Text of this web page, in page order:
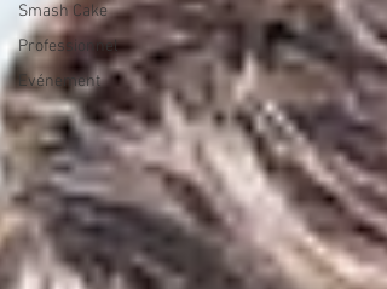
Smash Cake
Professionnel
Evénement